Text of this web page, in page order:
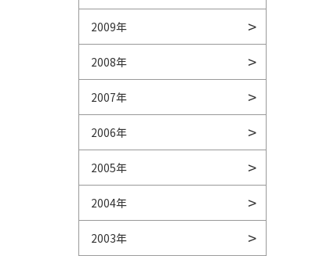
2009年
2008年
2007年
2006年
2005年
2004年
2003年